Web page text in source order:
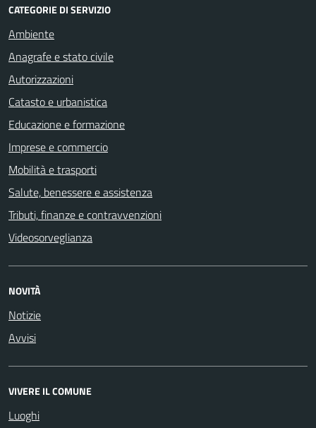
CATEGORIE DI SERVIZIO
Ambiente
Anagrafe e stato civile
Autorizzazioni
Catasto e urbanistica
Educazione e formazione
Imprese e commercio
Mobilità e trasporti
Salute, benessere e assistenza
Tributi, finanze e contravvenzioni
Videosorveglianza
NOVITÀ
Notizie
Avvisi
VIVERE IL COMUNE
Luoghi